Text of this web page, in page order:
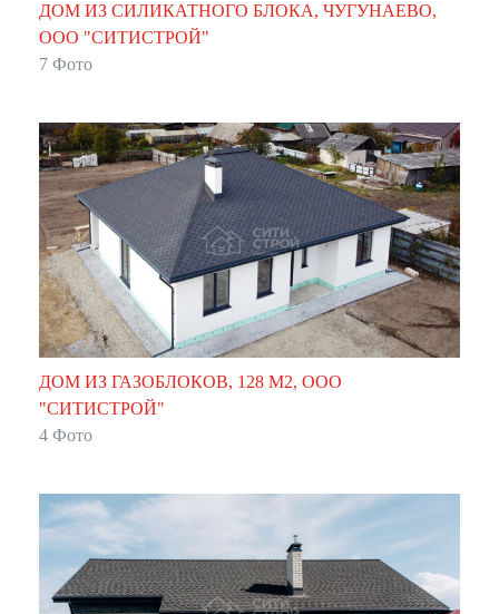
ДОМ ИЗ СИЛИКАТНОГО БЛОКА, ЧУГУНАЕВО,
ООО "СИТИСТРОЙ"
7 Фото
ДОМ ИЗ ГАЗОБЛОКОВ, 128 М2, ООО
"СИТИСТРОЙ"
4 Фото